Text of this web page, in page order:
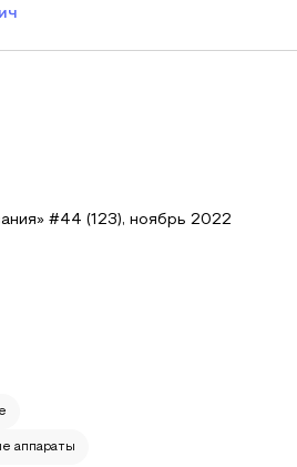
#44 (123), ноябрь 2022
аппараты